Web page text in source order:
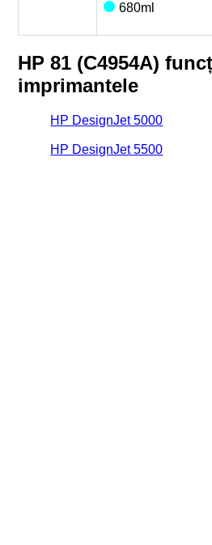
680ml
HP 81 (C4954A)
imprimantele
HP DesignJet 5000
HP DesignJet 5500